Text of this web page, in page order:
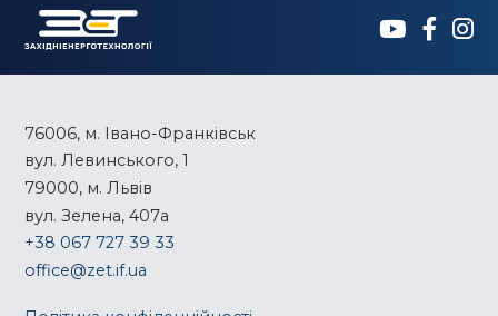
76006, м. Івано-Франківськ
вул. Левинського, 1
79000, м. Львів
вул. Зелена, 407а
+38 067 727 39 33
office@zet.if.ua